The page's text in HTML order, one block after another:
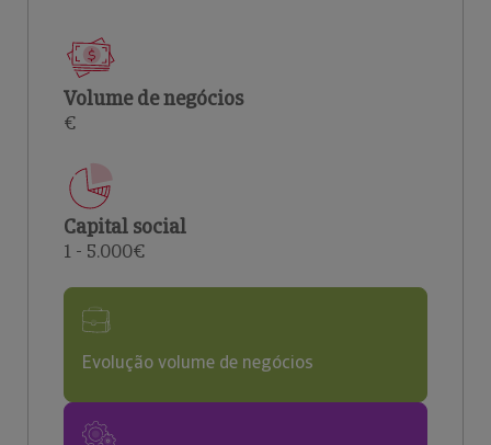
Volume de negócios
€
Capital social
1 - 5.000€
Evolução volume de negócios